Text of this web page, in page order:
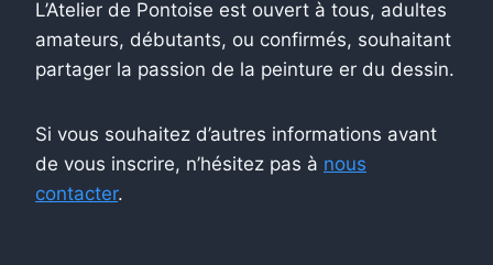
L’Atelier de Pontoise est ouvert à tous, adultes
amateurs, débutants, ou confirmés, souhaitant
partager la passion de la peinture er du dessin.
Si vous souhaitez d’autres informations avant
de vous inscrire, n’hésitez pas à nous
contacter.